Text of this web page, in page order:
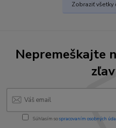
Zobraziť všetky
Nepremeškajte
Súhlasím sospracovaním osobných